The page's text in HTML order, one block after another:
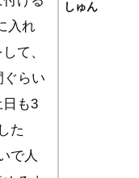
しゅん
入れ
て、
ぐらい
も3
た
で人